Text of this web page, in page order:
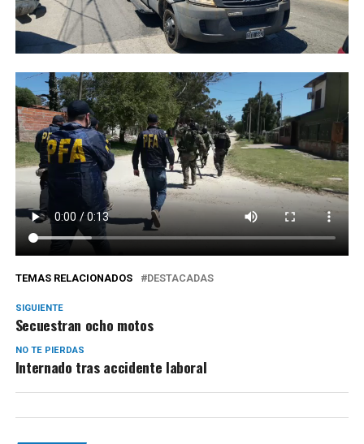
TEMAS RELACIONADOS DESTACADAS
SIGUIENTE
Secuestran ocho motos
NO TE PIERDAS
Internado tras accidente laboral